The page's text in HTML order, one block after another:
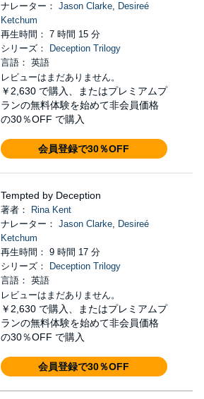
ナレーター： Jason Clarke, Desireé
Ketchum
再生時間： 7 時間 15 分
シリーズ：
Deception Trilogy
言語： 英語
レビューはまだありません。
￥2,630 で購入、またはプレミアムプ
ランの無料体験を始めて非会員価格
の30％OFF で購入
会員登録で30％OFF
Tempted by Deception
著者：
Rina Kent
ナレーター： Jason Clarke, Desireé
Ketchum
再生時間： 9 時間 17 分
シリーズ：
Deception Trilogy
言語： 英語
レビューはまだありません。
￥2,630 で購入、またはプレミアムプ
ランの無料体験を始めて非会員価格
の30％OFF で購入
会員登録で30％OFF